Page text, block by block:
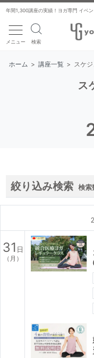
年間1,300講座の実績！ヨガ専門 イベ
toggle navigation
メニュー 検索
ホーム > 講座一覧 > スケ
ス
絞り込み検索 検索
31 日
（月）